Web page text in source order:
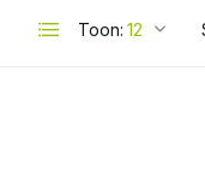
Toon: